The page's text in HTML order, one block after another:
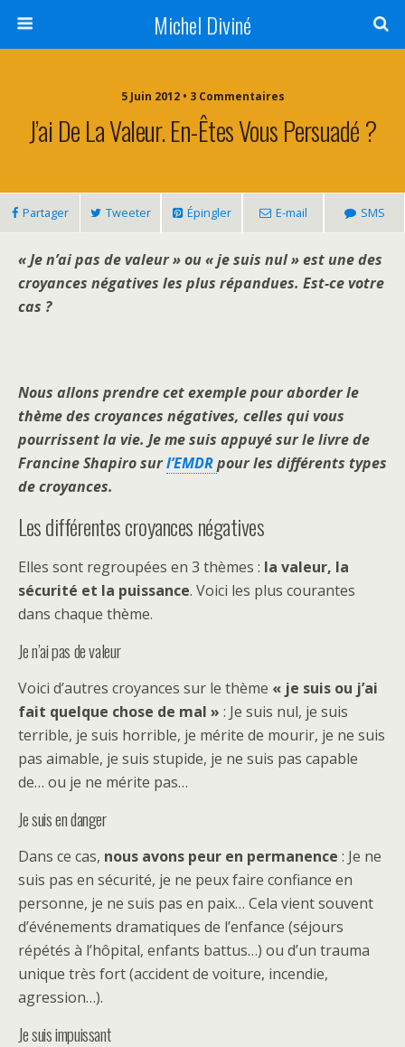
Michel Diviné
5 Juin 2012 • 3 Commentaires
J’ai De La Valeur. En-Êtes Vous Persuadé ?
Partager Tweeter Épingler E-mail SMS
« Je n’ai pas de valeur » ou « je suis nul » est une des
croyances négatives les plus répandues. Est-ce votre
cas ?
Nous allons prendre cet exemple pour aborder le
thème des croyances négatives, celles qui vous
pourrissent la vie. Je me suis appuyé sur le livre de
Francine Shapiro surl’EMDRpour les différents types
de croyances.
Les différentes croyances négatives
Elles sont regroupées en 3 thèmes : la valeur, la
sécurité et la puissance. Voici les plus courantes
dans chaque thème.
Je n’ai pas de valeur
Voici d’autres croyances sur le thème « je suis ou j’ai
fait quelque chose de mal » : Je suis nul, je suis
terrible, je suis horrible, je mérite de mourir, je ne suis
pas aimable, je suis stupide, je ne suis pas capable
de… ou je ne mérite pas…
Je suis en danger
Dans ce cas, nous avons peur en permanence : Je ne
suis pas en sécurité, je ne peux faire confiance en
personne, je ne suis pas en paix… Cela vient souvent
d’événements dramatiques de l’enfance (séjours
répétés à l’hôpital, enfants battus…) ou d’un trauma
unique très fort (accident de voiture, incendie,
agression…).
Je suis impuissant